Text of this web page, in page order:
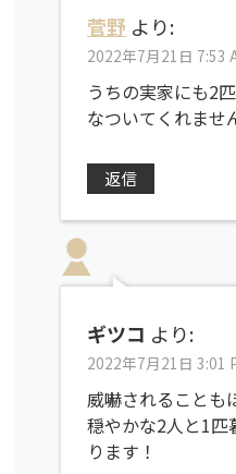
菅野 より:
2022年7月21日 7:53
うちの実家にも2
なついてくれませ
返信
ギツコ より:
2022年7月21日 3:01
威嚇されることも
穏やかな2人と1匹
ります！